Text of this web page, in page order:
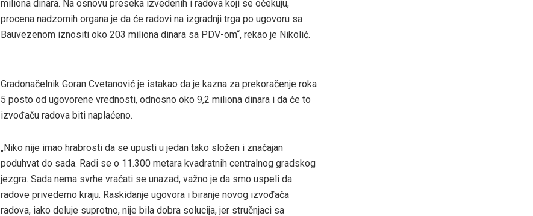
miliona dinara. Na osnovu preseka izvedenih i radova koji se očekuju,
procena nadzornih organa je da će radovi na izgradnji trga po ugovoru sa
Bauvezenom iznositi oko 203 miliona dinara sa PDV-om“, rekao je Nikolić.
Gradonačelnik Goran Cvetanović je istakao da je kazna za prekoračenje roka
5 posto od ugovorene vrednosti, odnosno oko 9,2 miliona dinara i da će to
izvođaču radova biti naplaćeno.
„Niko nije imao hrabrosti da se upusti u jedan tako složen i značajan
poduhvat do sada. Radi se o 11.300 metara kvadratnih centralnog gradskog
jezgra. Sada nema svrhe vraćati se unazad, važno je da smo uspeli da
radove privedemo kraju. Raskidanje ugovora i biranje novog izvođača
radova, iako deluje suprotno, nije bila dobra solucija, jer stručnjaci sa